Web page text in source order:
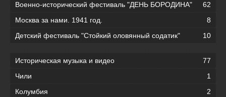
Военно-исторический фестиваль "ДЕНЬ БОРОДИНА"
62
Москва за нами. 1941 год.
8
Детский фестиваль "Стойкий оловянный содатик"
10
Историческая музыка и видео
77
Чили
1
Колумбия
2